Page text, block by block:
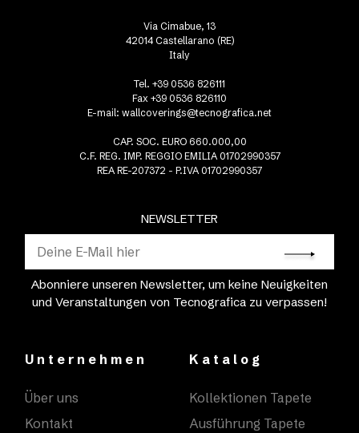
NEWSLETTER
Abonniere unseren Newsletter, um keine Neuigkeiten
und Veranstaltungen von Tecnografica zu verpassen!
Via Cimabue, 13
42014 Castellarano (RE)
Italy
Tel. +39 0536 826111
Fax +39 0536 826110
E-mail: wallcoverings@tecnografica.net
CAP. SOC. EURO 660.000,00
C.F. REG. IMP. REGGIO EMILIA 01702990357
REA RE-207372 - P.IVA 01702990357
Unternehmen
Über uns
Kontakt
Katalog
Kollektionen Tapete
Ausführung Tapete